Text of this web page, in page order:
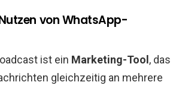
von WhatsApp-
ist ein Marketing-Tool , das
gleichzeitig an mehrere